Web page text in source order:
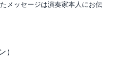
メッセージは演奏家本人にお伝
）